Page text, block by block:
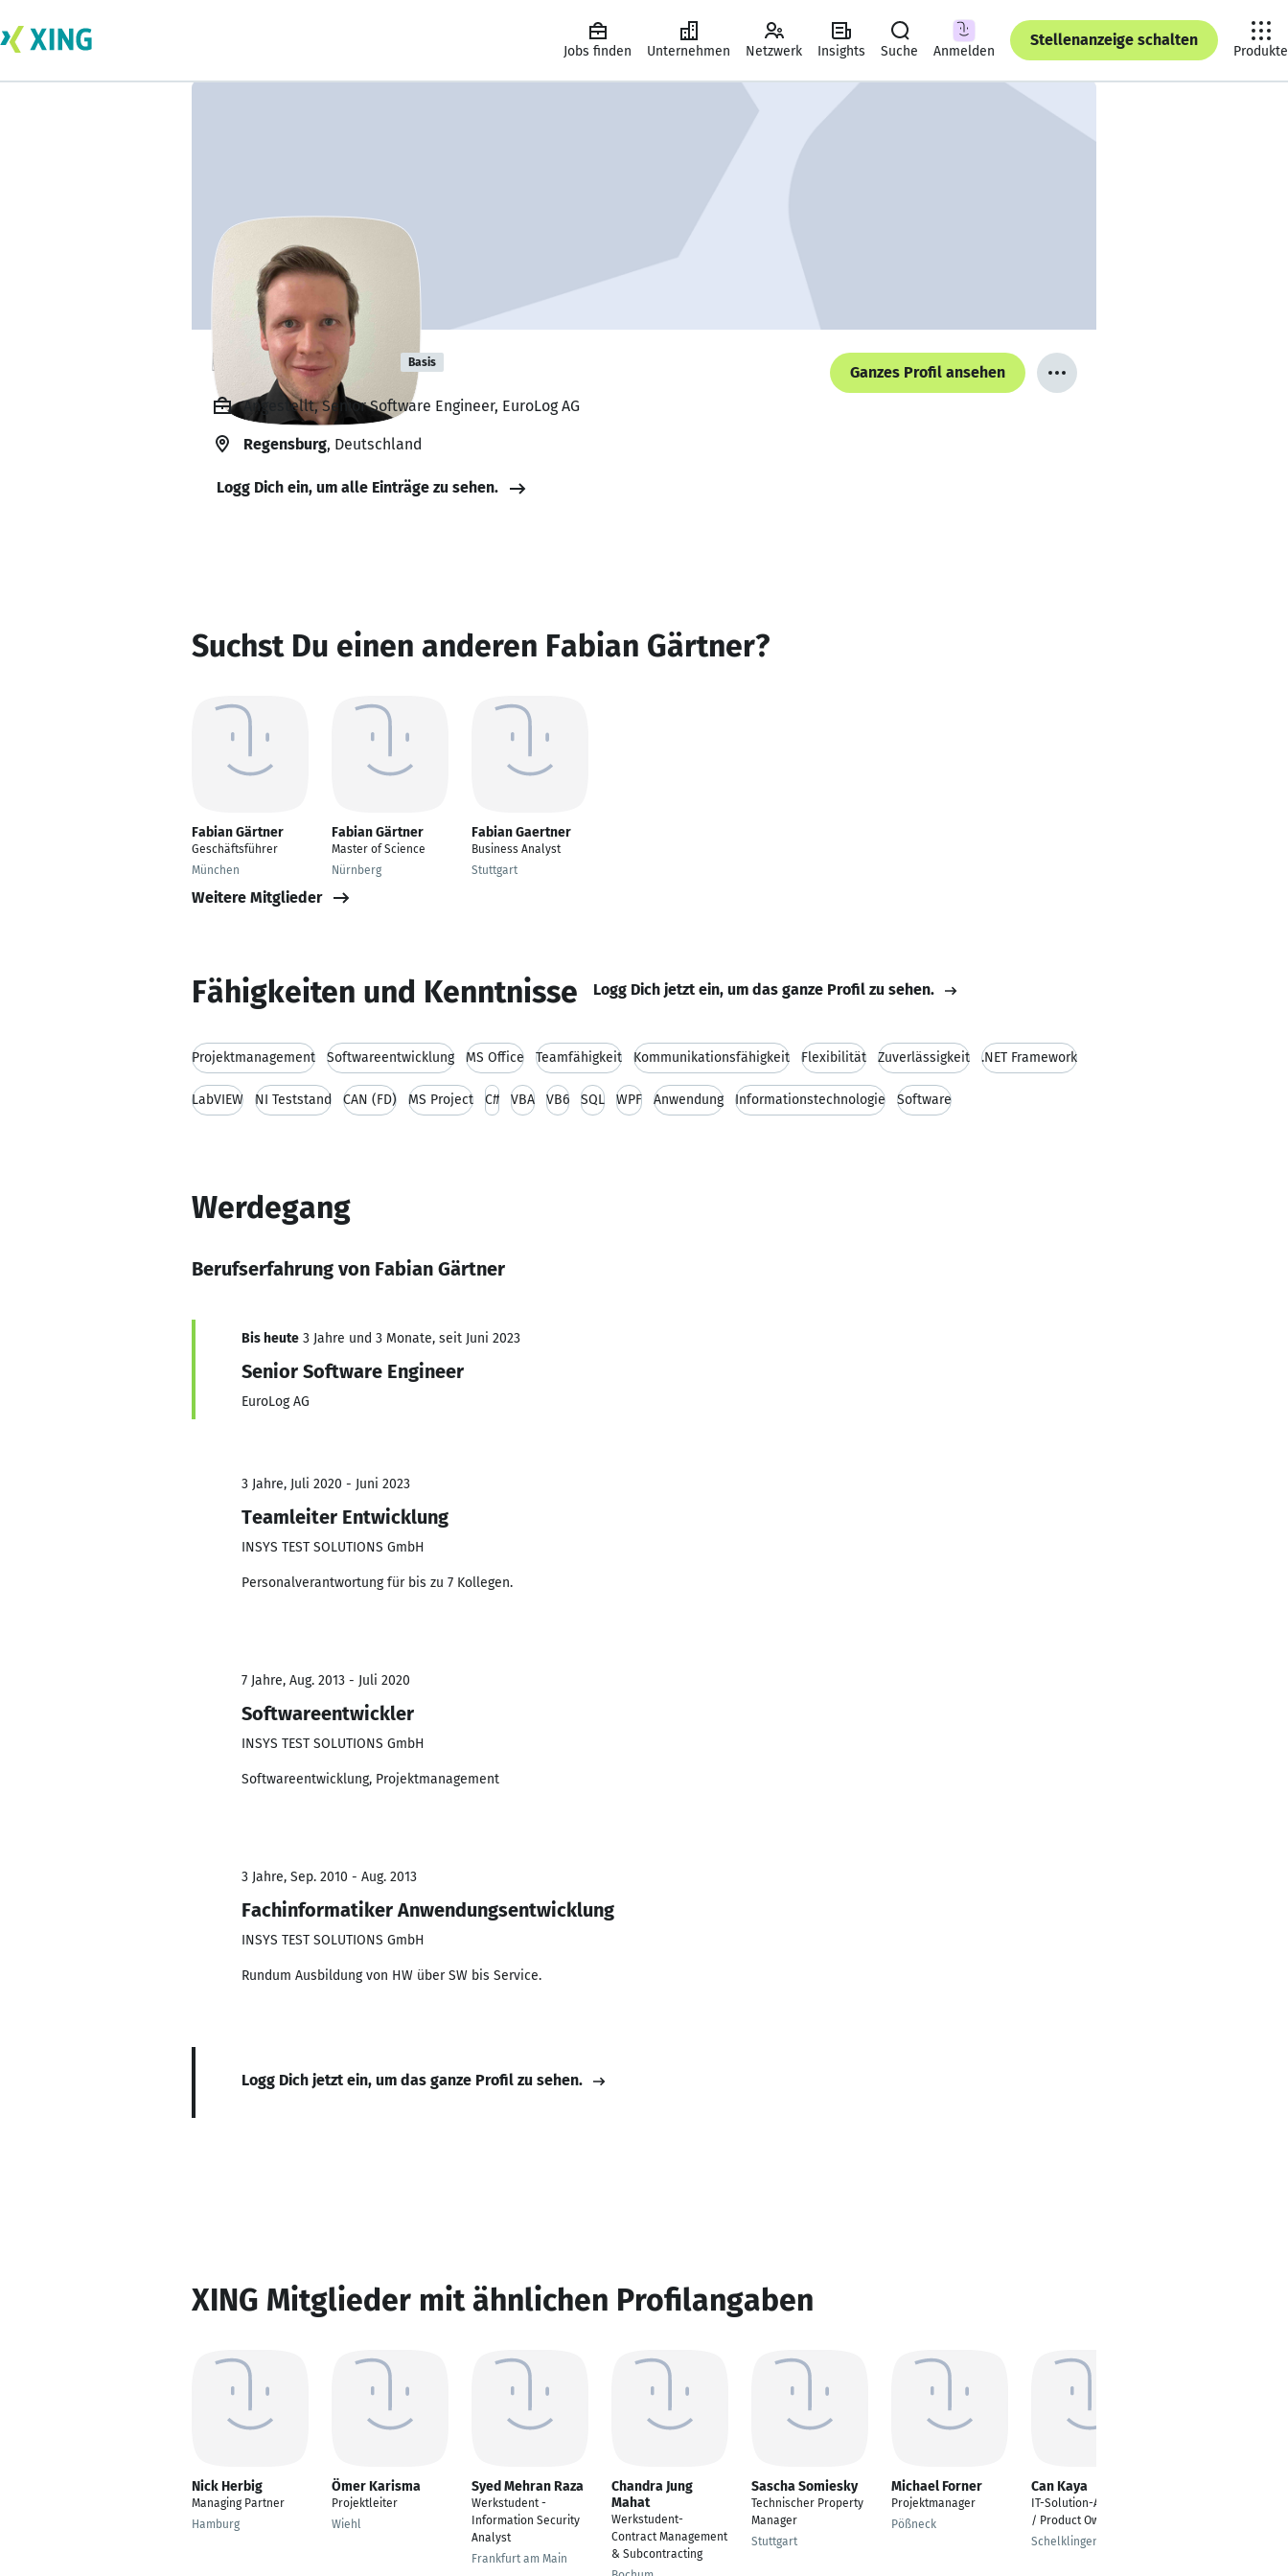
Jobs finden Unternehmen Netzwerk Insights Suche Anmelden
Stellenanzeige schalten
Produkte
Fabian Gärtner Basis
Ganzes Profil ansehen
Angestellt, Senior Software Engineer, EuroLog AG
Regensburg, Deutschland
Logg Dich ein, um alle Einträge zu sehen.
Suchst Du einen anderen Fabian Gärtner?
Fabian Gärtner
Geschäftsführer
München
Fabian Gärtner
Master of Science
Nürnberg
Fabian Gaertner
Business Analyst
Stuttgart
Weitere Mitglieder
Fähigkeiten und Kenntnisse Logg Dich jetzt ein, um das ganze Profil zu sehen.
Projektmanagement Softwareentwicklung MS Office Teamfähigkeit Kommunikationsfähigkeit Flexibilität Zuverlässigkeit .NET Framework
LabVIEW NI Teststand CAN (FD) MS Project C# VBA VB6 SQL WPF Anwendung Informationstechnologie Software
Werdegang
Berufserfahrung von Fabian Gärtner
Bis heute 3 Jahre und 3 Monate, seit Juni 2023
Senior Software Engineer
EuroLog AG
3 Jahre, Juli 2020 - Juni 2023
Teamleiter Entwicklung
INSYS TEST SOLUTIONS GmbH
Personalverantwortung für bis zu 7 Kollegen.
7 Jahre, Aug. 2013 - Juli 2020
Softwareentwickler
INSYS TEST SOLUTIONS GmbH
Softwareentwicklung, Projektmanagement
3 Jahre, Sep. 2010 - Aug. 2013
Fachinformatiker Anwendungsentwicklung
INSYS TEST SOLUTIONS GmbH
Rundum Ausbildung von HW über SW bis Service.
Logg Dich jetzt ein, um das ganze Profil zu sehen.
XING Mitglieder mit ähnlichen Profilangaben
Nick Herbig
Managing Partner
Hamburg
Ömer Karisma
Projektleiter
Wiehl
Syed Mehran Raza
Werkstudent -
Information Security
Analyst
Frankfurt am Main
Chandra Jung
Mahat
Werkstudent-
Contract Management
& Subcontracting
Sascha Somiesky
Technischer Property
Manager
Stuttgart
Michael Forner
Projektmanager
Pößneck
Can Kaya
IT-Solution-Architekt
/ Product Owner
Schelklingen